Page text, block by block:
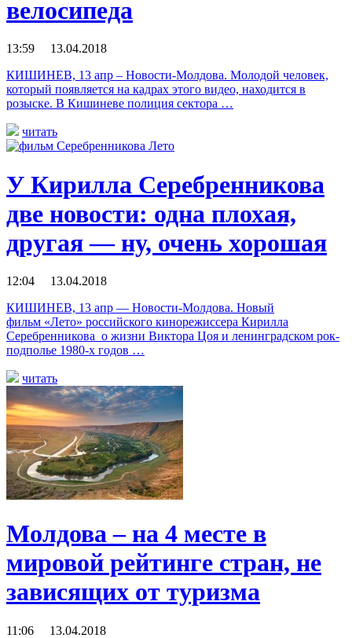
велосипеда
13:59 13.04.2018
КИШИНЕВ, 13 апр – Новости-Молдова. Молодой человек,
который появляется на кадрах этого видео, находится в
розыске. В Кишиневе полиция сектора …
читать
У Кирилла Серебренникова
две новости: одна плохая,
другая — ну, очень хорошая
12:04 13.04.2018
КИШИНЕВ, 13 апр — Новости-Молдова. Новый
фильм «Лето» российского кинорежиссера Кирилла
Серебренникова о жизни Виктора Цоя и ленинградском рок-
подполье 1980-х годов …
читать
Молдова – на 4 месте в
мировой рейтинге стран, не
зависящих от туризма
11:06 13.04.2018